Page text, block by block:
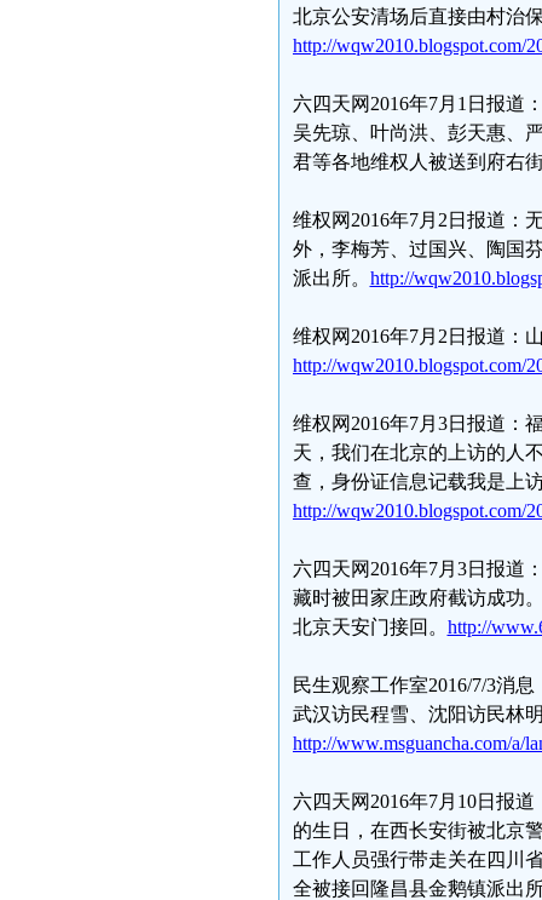
北京公安清场后直接由村治
http://wqw2010.blogspot.com/
六四天网2016年7月1日报道
吴先琼、叶尚洪、彭天惠、
君等各地维权人被送到府右
维权网2016年7月2日报道：
外，李梅芳、过国兴、陶国
派出所。 http://
维权网2016年7月2日报道：
http://wqw2010.blogspot.com/
维权网2016年7月3日报道：
天，我们在北京的上访的人
查，身份证信息记载我是上
http://wqw2010.blogspot.com/
六四天网2016年7月3日报道
藏时被田家庄政府截访成功
北京天安门接回。 http://
民生观察工作室2016/7/3消
武汉访民程雪、沈阳访民林
http://www.msguancha.com/a/
六四天网2016年7月10日报
的生日，在西长安街被北京
工作人员强行带走关在四川
全被接回隆昌县金鹅镇派出